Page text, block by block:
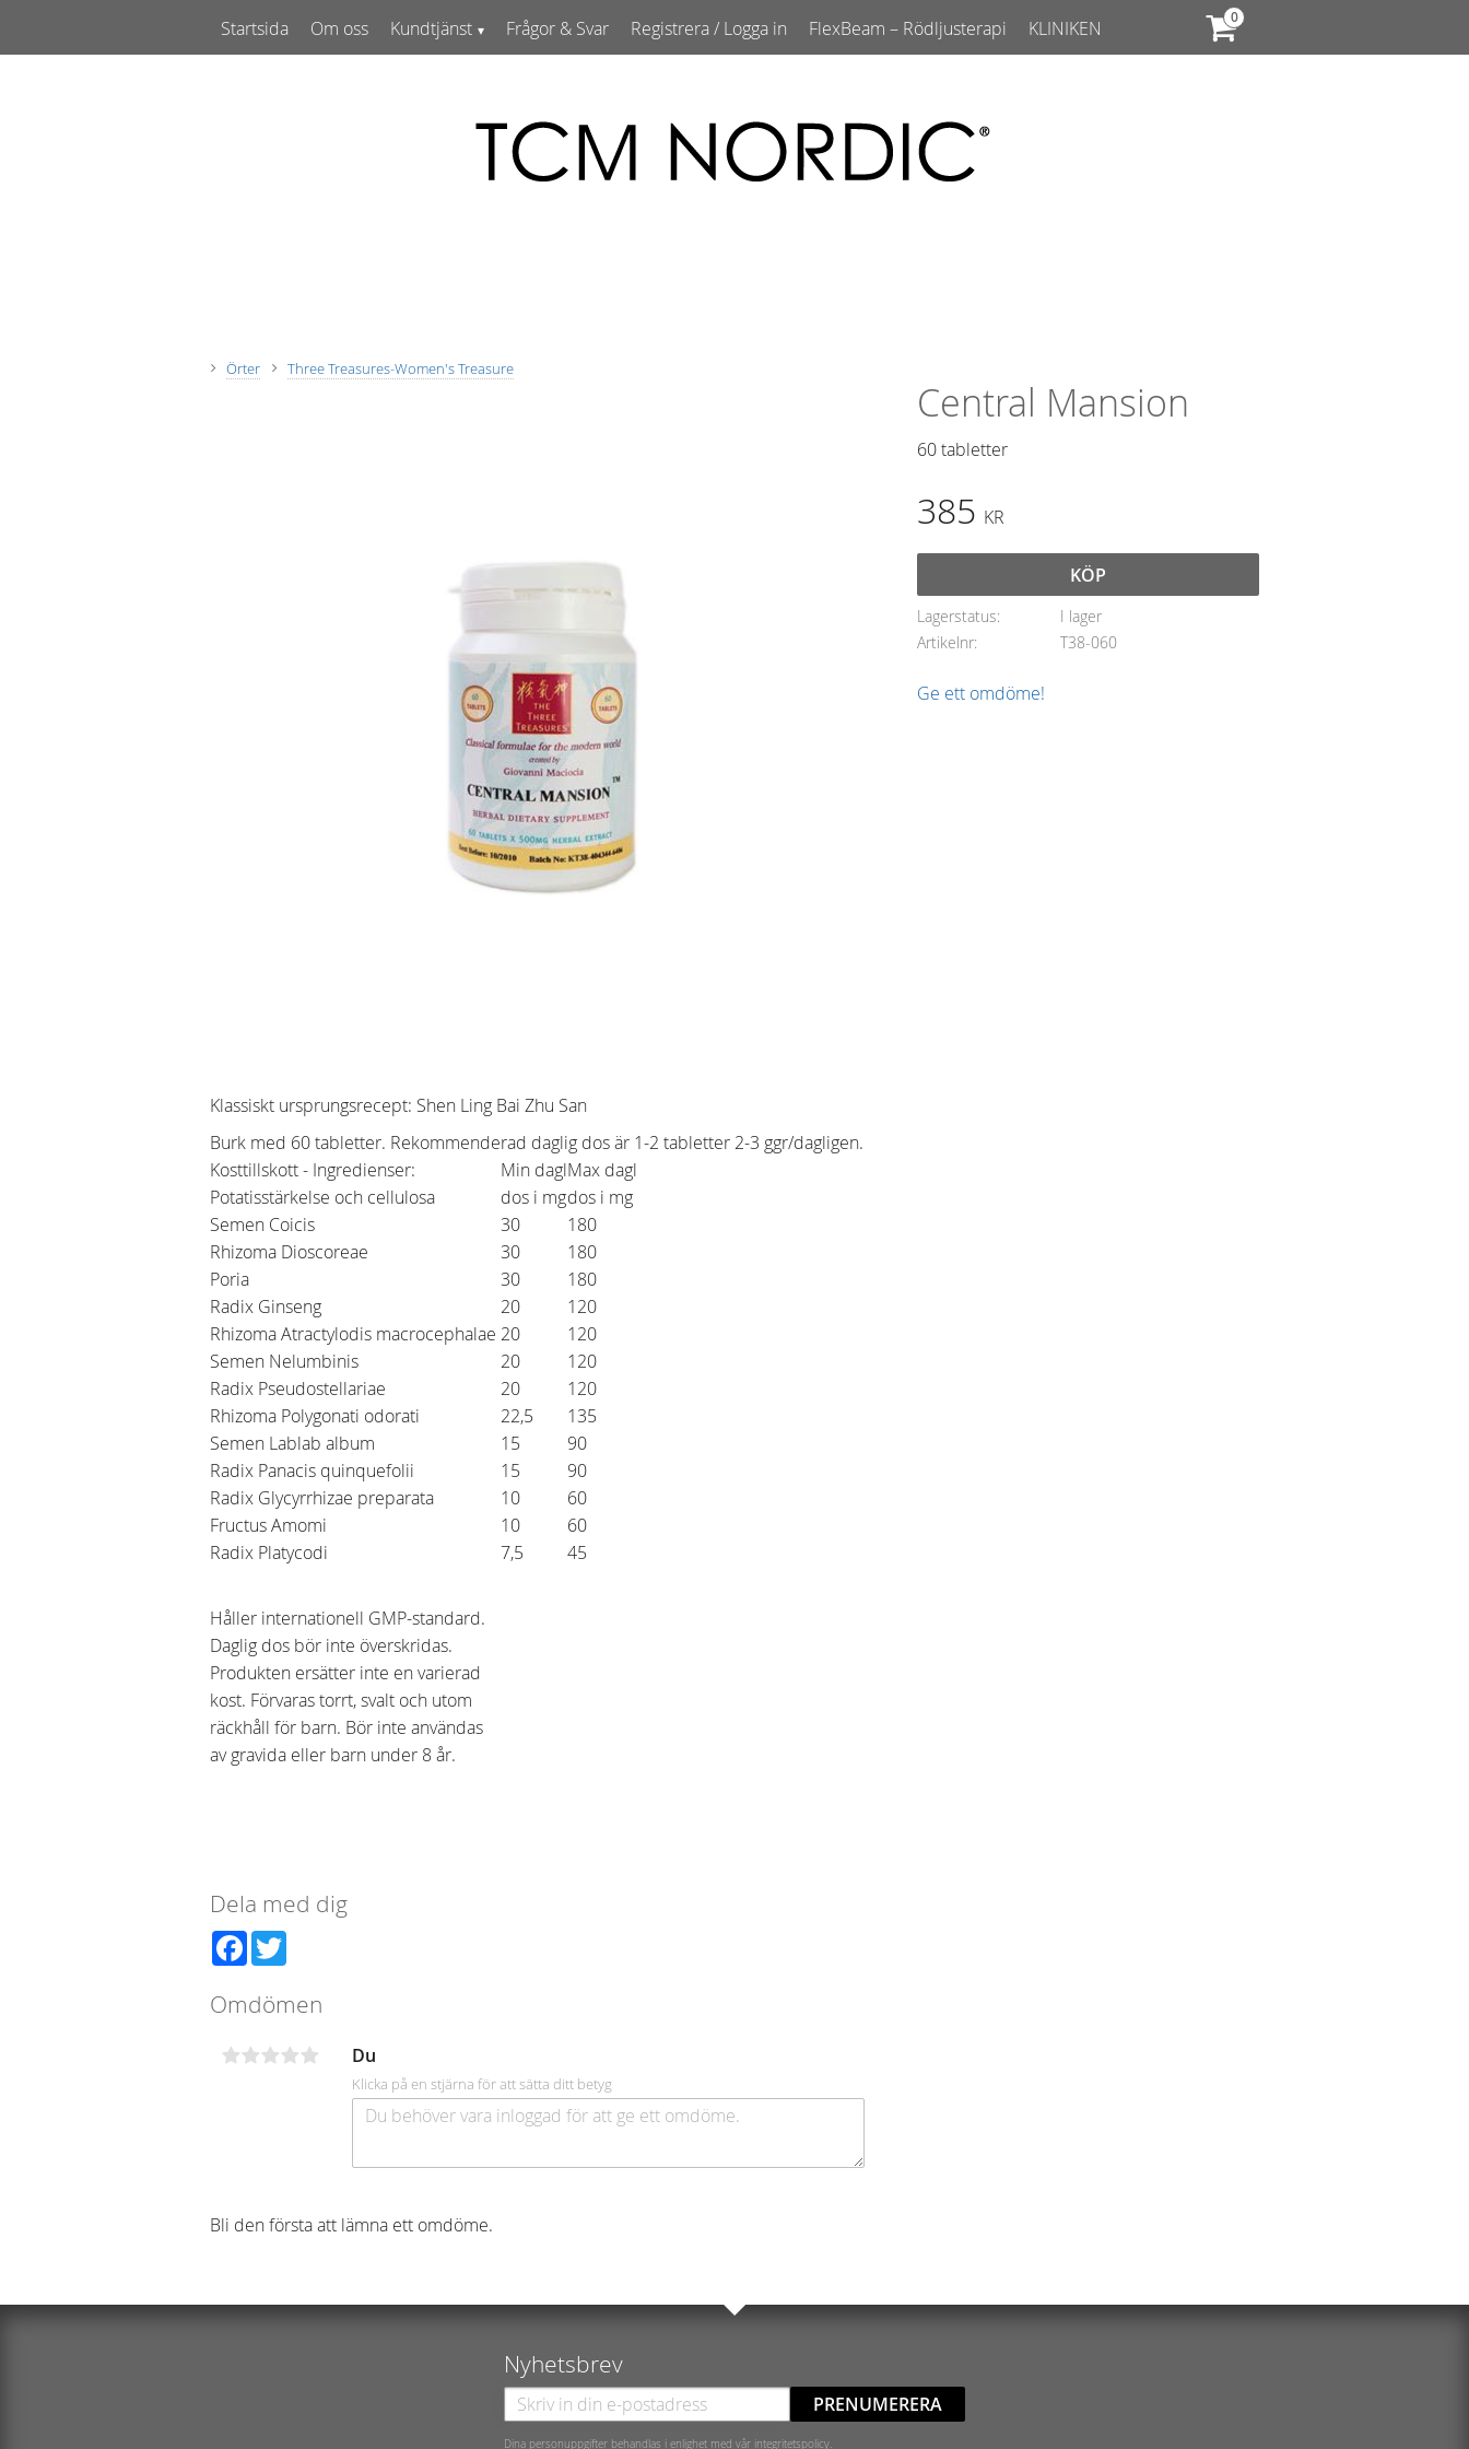
Startsida Om oss Kundtjänst Frågor & Svar Registrera / Logga in FlexBeam – Rödljusterapi KLINIKEN
Örter Three Treasures-Women's Treasure
Central Mansion
60 tabletter​
385 KR
KÖP
Lagerstatus
I lager
Artikelnr
T38-060
Ge ett omdöme!
Klassiskt ursprungsrecept: Shen Ling Bai Zhu San
Burk med 60 tabletter. Rekommenderad daglig dos är 1-2 tabletter 2-3 ggr/dagligen.
Kosttillskott - Ingredienser:
Min daglMax dagl
Potatisstärkelse och cellulosa
dos i mgdos i mg
Semen Coicis
30
180
Rhizoma Dioscoreae
30
180
Poria
30
180
Radix Ginseng
20
120
Rhizoma Atractylodis macrocephalae 20
120
Semen Nelumbinis
20
120
Radix Pseudostellariae
20
120
Rhizoma Polygonati odorati
22,5
135
Semen Lablab album
15
90
Radix Panacis quinquefolii
15
90
Radix Glycyrrhizae preparata
10
60
Fructus Amomi
10
60
Radix Platycodi
7,5 45
Håller internationell GMP-standard.
Daglig dos bör inte överskridas.
Produkten ersätter inte en varierad
kost. Förvaras torrt, svalt och utom
räckhåll för barn. Bör inte användas
av gravida eller barn under 8 år.
Dela med dig
Facebook
Omdömen
Du
Klicka på en stjärna för att sätta ditt betyg
Bli den första att lämna ett omdöme.
Nyhetsbrev
PRENUMERERA
Dina personuppgifter behandlas i enlighet med vår integritetspolicy.